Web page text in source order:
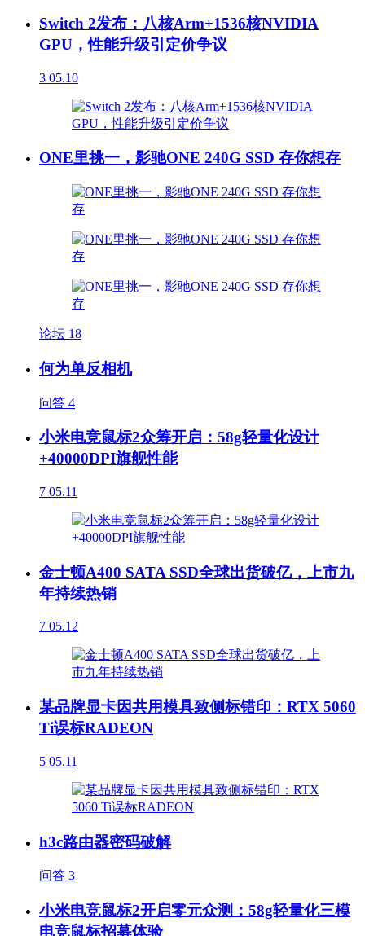
Switch 2发布：八核Arm+1536核NVIDIA
GPU，性能升级引定价争议
3 05.10
ONE里挑一，影驰ONE 240G SSD 存你想存
论坛 18
何为单反相机
问答 4
小米电竞鼠标2众筹开启：58g轻量化设计
+40000DPI旗舰性能
7 05.11
金士顿A400 SATA SSD全球出货破亿，上市九
年持续热销
7 05.12
某品牌显卡因共用模具致侧标错印：RTX 5060
Ti误标RADEON
5 05.11
h3c路由器密码破解
问答 3
小米电竞鼠标2开启零元众测：58g轻量化三模
电竞鼠标招募体验